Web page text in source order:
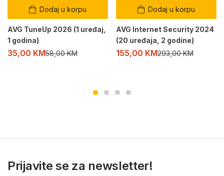
Dodaj u korpu
AVG TuneUp 2026 (1 uređaj,
1 godina)
35,00 KM58,00KM
Dodaj u korpu
AVG Internet Security 2024
(20 uređaja, 2 godine)
155,00 KM293,00KM
Prijavite se za newsletter!